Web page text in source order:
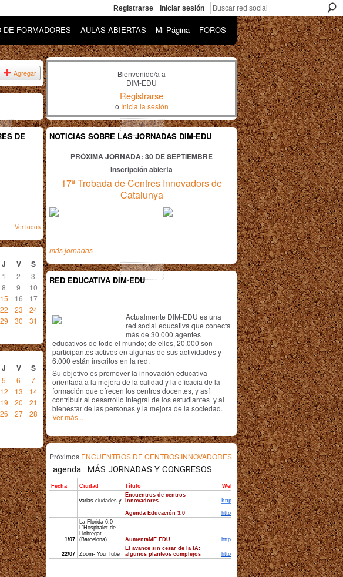
Registrarse Iniciar sesión
DE FORMADORES AULAS ABIERTAS Mi Página FOROS
Agregar
DE
Ver todos
2016
J V S
1 2
3
8 9
10
15 16
17
22 23
24
29 30 31
J V S
5 6
7
12 13
14
19 20
21
26 27
28
Bienvenido/a a
DIM-EDU
Registrarse
o Inicia la sesión
NOTICIAS SOBRE LAS JORNADAS DIM-EDU
PRÓXIMA JORNADA: 30 DE SEPTIEMBRE
Inscripción abierta
17ª Trobada de Centres Innovadors de
Catalunya
más jornadas
RED EDUCATIVA DIM-EDU
Actualmente DIM-EDU es una
red social educativa que conecta
más de 30.000 agentes
educativos de todo el mundo; de ellos, 20.000 son
participantes activos en algunas de sus actividades y
6.000 están inscritos en la red.
Su objetivo es promover la innovación educativa
orientada a la mejora de la calidad y la eficacia de la
formación que ofrecen los centros docentes, y así
contribuir al desarrollo integral de los estudiantes y al
bienestar de las personas y la mejora de la sociedad.
Ver más...
Próximos ENCUENTROS DE CENTROS INNOVADORES